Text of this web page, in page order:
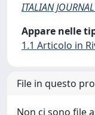
ITALIAN
Appare nelle
1.1 Articolo in
File in questo
Non ci sono file